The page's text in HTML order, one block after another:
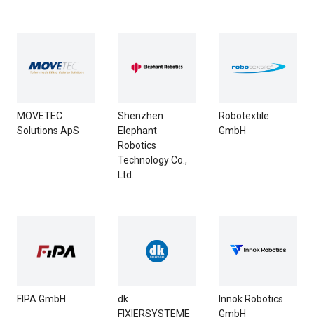
MOVETEC
Solutions ApS
Shenzhen
Elephant
Robotics
Technology Co.,
Ltd.
Robotextile
GmbH
FIPA GmbH
dk
FIXIERSYSTEME
Innok Robotics
GmbH